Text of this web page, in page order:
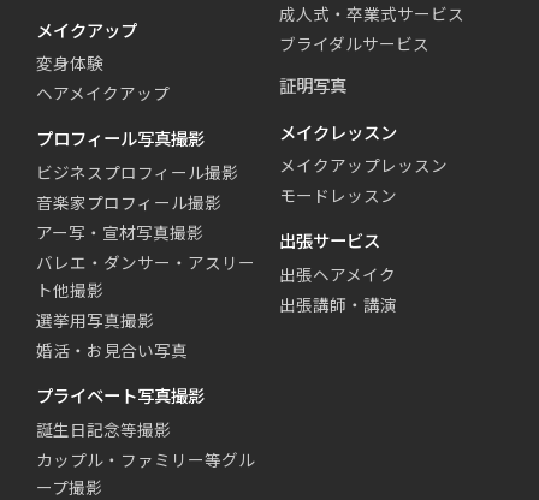
メイクアップ
変身体験
ヘアメイクアップ
プロフィール写真撮影
ビジネスプロフィール撮影
音楽家プロフィール撮影
アー写・宣材写真撮影
バレエ・ダンサー・アスリー
ト他撮影
選挙用写真撮影
婚活・お見合い写真
プライベート写真撮影
誕生日記念等撮影
カップル・ファミリー等グル
ープ撮影
成人式・卒業式サービス
ブライダルサービス
証明写真
メイクレッスン
メイクアップレッスン
モードレッスン
出張サービス
出張ヘアメイク
出張講師・講演